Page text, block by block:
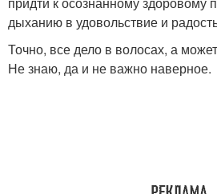
дыханию в удовольствие и
Точно, все дело в волосах, а
Не знаю, да и не важно наверное.